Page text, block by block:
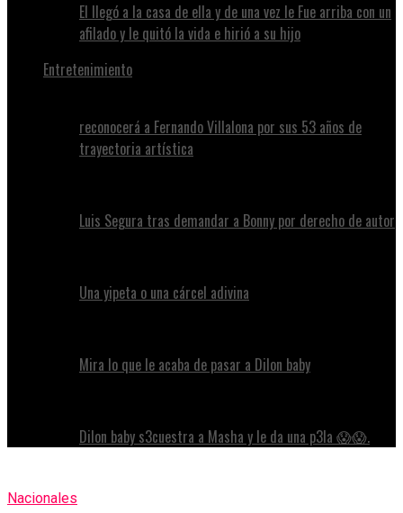
El llegó a la casa de ella y de una vez le Fue arriba con un
afilado y le quitó la vida e hirió a su hijo
Entretenimiento
reconocerá a Fernando Villalona por sus 53 años de
trayectoria artística
Luis Segura tras demandar a Bonny por derecho de autor
Una yipeta o una cárcel adivina
Mira lo que le acaba de pasar a Dilon baby
Dilon baby s3cuestra a Masha y le da una p3la 😱😱.
Nacionales